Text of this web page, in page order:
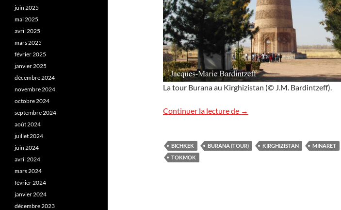
La tour Burana au Kirghizistan (© J.M. Bardintzeff).
Continuer la lecture de Tour Burana
→
BICHKEK BURANA (TOUR) KIRGHIZISTAN MINARET
TOKMOK
juin 2025
mai 2025
avril 2025
mars 2025
février 2025
janvier 2025
décembre 2024
novembre 2024
octobre 2024
septembre 2024
août 2024
juillet 2024
juin 2024
avril 2024
mars 2024
février 2024
janvier 2024
décembre 2023